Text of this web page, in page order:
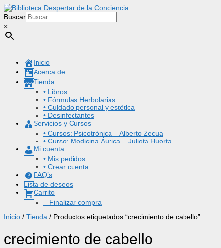
Buscar
×
Inicio
Acerca de
Tienda
• Libros
• Fórmulas Herbolarias
• Cuidado personal y estética
• Desinfectantes
Servicios y Cursos
• Cursos: Psicotrónica – Alberto Zecua
• Curso: Medicina Áurica – Julieta Huerta
Mi cuenta
• Mis pedidos
• Crear cuenta
FAQ’s
Lista de deseos
Carrito
– Finalizar compra
Inicio / Tienda / Productos etiquetados “crecimiento de cabello”
crecimiento de cabello